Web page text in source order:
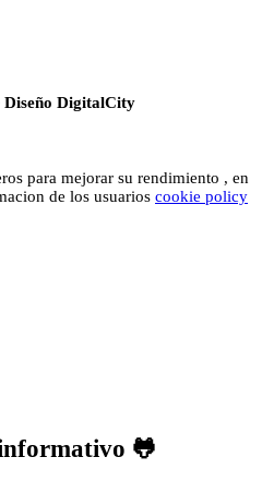
Diseño DigitalCity
para mejorar su rendimiento , en
de los usuarios cookie policy
🐸